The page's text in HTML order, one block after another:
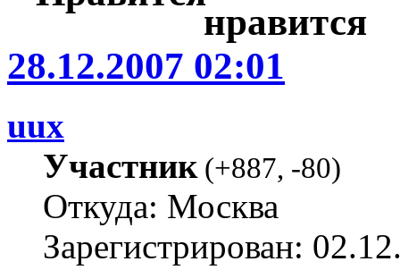
28.12.2007 02:01
uux
Участник(+887, -80)
Откуда: Москва
Зарегистрирован: